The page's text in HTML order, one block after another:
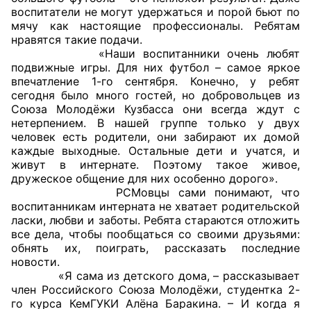
Совет ОП КО
Общественный штаб
Члены ОП КО
Документы ОП КО
Регламент ОП КО
Кодекс этики ОП КО
Соглашения
Рекомендации
Порядок работы ЦОН
воспитатели не могут удержаться и порой бьют по
мячу как настоящие профессионалы. Ребятам
нравятся такие подачи.
«Наши воспитанники очень любят
подвижные игры. Для них футбол – самое яркое
впечатление 1-го сентября. Конечно, у ребят
сегодня было много гостей, но добровольцев из
Союза Молодёжи Кузбасса они всегда ждут с
нетерпением. В нашей группе только у двух
человек есть родители, они забирают их домой
каждые выходные. Остальные дети и учатся, и
живут в интернате. Поэтому такое живое,
дружеское общение для них особенно дорого».
РСМовцы сами понимают, что
воспитанникам интерната не хватает родительской
ласки, любви и заботы. Ребята стараются отложить
все дела, чтобы пообщаться со своими друзьями:
обнять их, поиграть, рассказать последние
новости.
«Я сама из детского дома, – рассказывает
член Российского Союза Молодёжи, студентка 2-
го курса КемГУКИ Алёна Баракина. – И когда я